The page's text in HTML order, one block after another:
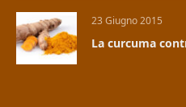
23 Giugno 2015
La curcuma